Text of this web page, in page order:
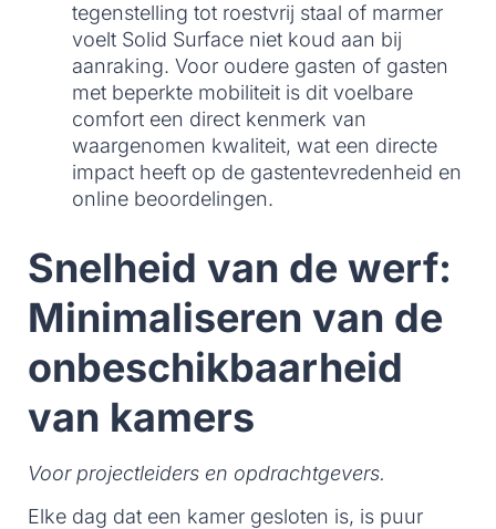
tegenstelling tot roestvrij staal of marmer
voelt Solid Surface niet koud aan bij
aanraking. Voor oudere gasten of gasten
met beperkte mobiliteit is dit voelbare
comfort een direct kenmerk van
waargenomen kwaliteit, wat een directe
impact heeft op de gastentevredenheid en
online beoordelingen.
Snelheid van de werf:
Minimaliseren van de
onbeschikbaarheid
van kamers
Voor projectleiders en opdrachtgevers.
Elke dag dat een kamer gesloten is, is puur